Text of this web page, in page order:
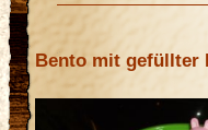
Bento mit gefüllter